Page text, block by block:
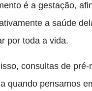
é a gestação,
a saúde
por toda a vida.
consultas de
quando pensamos